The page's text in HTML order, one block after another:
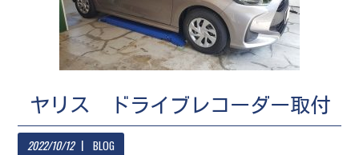
ヤリス ドライブレコーダー取付
2022/10/12 BLOG